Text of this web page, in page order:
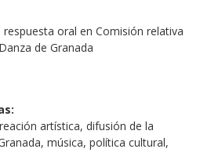
oral en Comisión relativa
de Granada
artística, difusión de la
música, política cultural,